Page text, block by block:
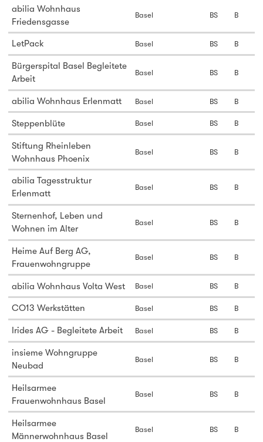
abilia Wohnhaus
Friedensgasse
Basel BS B
LetPack Basel BS B
Bürgerspital Basel Begleitete
Arbeit
Basel BS B
abilia Wohnhaus Erlenmatt Basel BS B
Steppenblüte Basel BS B
Stiftung Rheinleben
Wohnhaus Phoenix
Basel BS B
abilia Tagesstruktur
Erlenmatt
Basel BS B
Sternenhof, Leben und
Wohnen im Alter
Basel BS B
Heime Auf Berg AG,
Frauenwohngruppe
Basel BS B
abilia Wohnhaus Volta West Basel BS B
CO13 Werkstätten Basel BS B
Irides AG - Begleitete Arbeit Basel BS B
insieme Wohngruppe
Neubad
Basel BS B
Heilsarmee
Frauenwohnhaus Basel
Basel BS B
Heilsarmee
Männerwohnhaus Basel
Basel BS B